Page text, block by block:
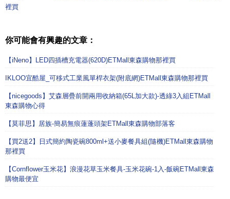
裡買
你可能會有興趣的文章：
【iNeno】LED四插槽充電器(620D)ETMall東森購物那裡買
IKLOO宜酷屋_可移式工業風單桿衣架(附底網)ETMall東森購物那裡買
【nicegoods】艾森層疊前開兩用收納箱(65L加大款)-透綠3入組ETMall
東森購物心得
【莫菲思】居族-簡易無痕蓮蓬頭架ETMall東森購物部落客
【買2送2】日式簡約陶瓷碗800ml+送小麥餐具組(隨機)ETMall東森購物
那裡買
【Cornflower玉米花】浪漫花草玉米餐具-玉米花碗-1入-飯碗ETMall東森
購物最便宜